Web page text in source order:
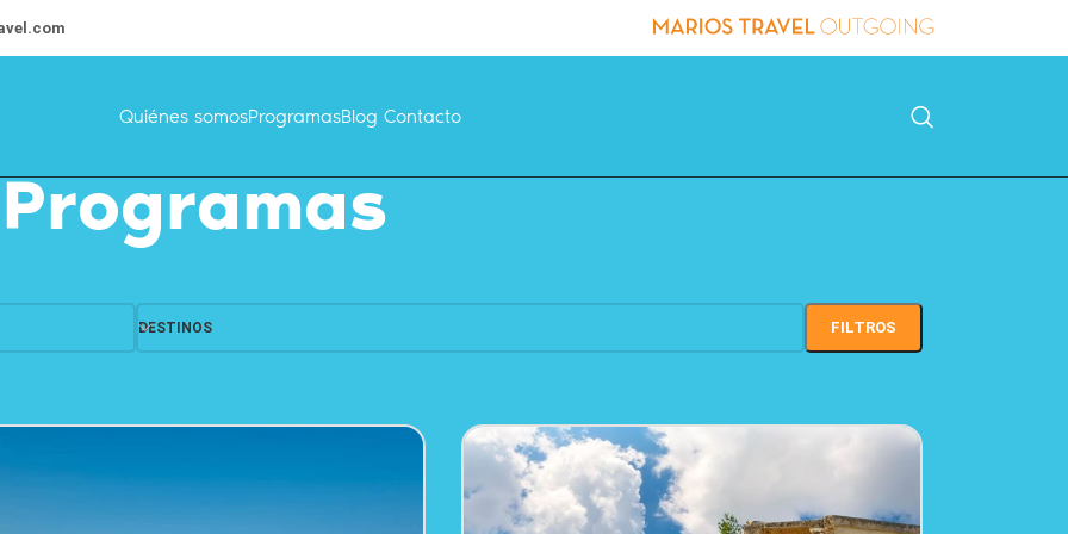
Quiénes somosProgramasBlog Contacto
Programas
DESTINOS FILTROS